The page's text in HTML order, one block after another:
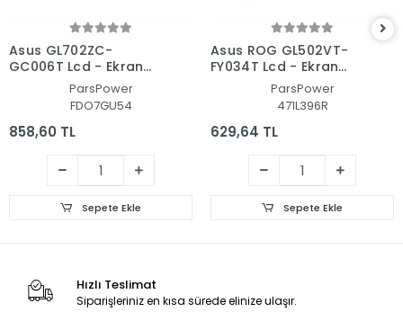
Asus GL702ZC-
GC006T Lcd - Ekran
Data Flex Kablosu
ParsPower
FDO7GU54
858,60 TL
Sepete Ekle
Asus ROG GL502VT-
FY034T Lcd - Ekran
Data Flex Kablosu
ParsPower
471L396R
629,64 TL
Sepete Ekle
Hızlı Teslimat
Siparişleriniz en kısa sürede elinize ulaşır.